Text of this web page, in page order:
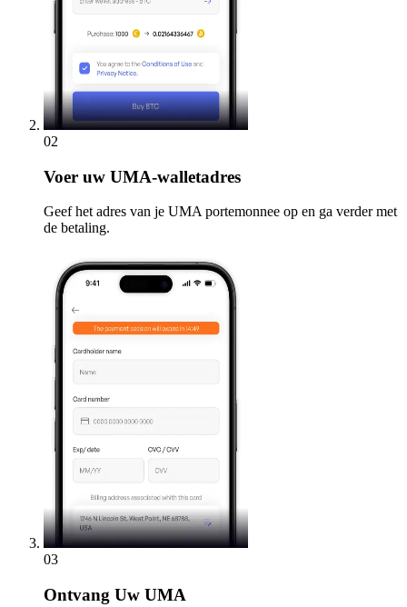
02
Voer uw UMA-walletadres
Geef het adres van je UMA portemonnee op en ga verder met
de betaling.
03
Ontvang Uw UMA